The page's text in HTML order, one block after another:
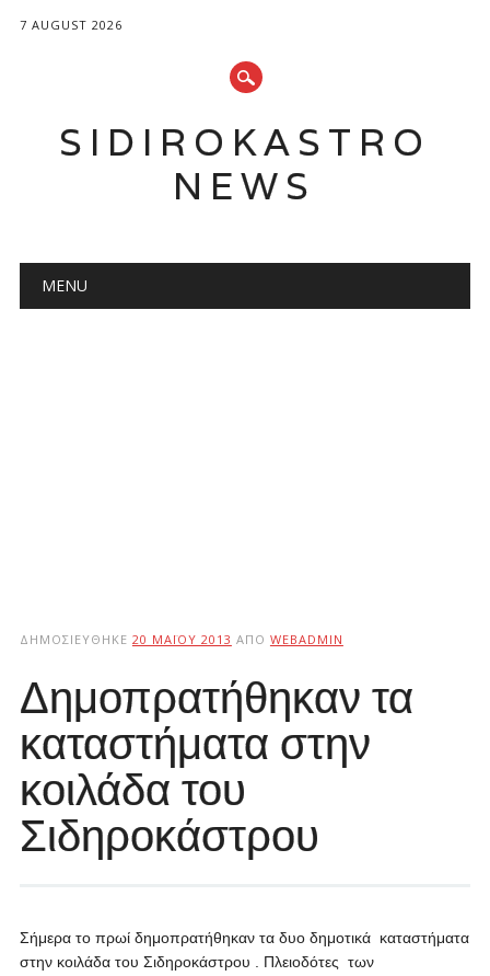
7 AUGUST 2026
SIDIROKASTRO
NEWS
Main menu
MENU
ΔΗΜΟΣΙΕΎΘΗΚΕ 20 ΜΑΪ́ΟΥ 2013 ΑΠΌ WEBADMIN
Δημοπρατήθηκαν τα
καταστήματα στην
κοιλάδα του
Σιδηροκάστρου
Σήμερα το πρωί δημοπρατήθηκαν τα δυο δημοτικά καταστήματα
στην κοιλάδα του Σιδηροκάστρου . Πλειοδότες των